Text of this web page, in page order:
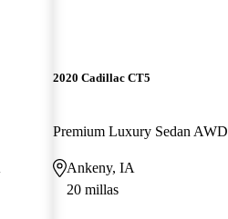
2020 Cadillac CT5
Premium Luxury Sedan AWD
Ankeny, IA
20 millas